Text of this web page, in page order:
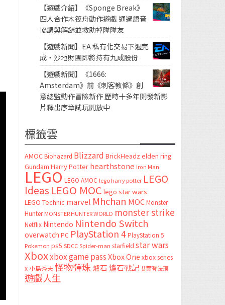
【遊戲介紹】《Sponge Break》
四人合作木筏舟動作遊戲 通過語音
協調與解謎並救助掉隊隊友
【遊戲新聞】EA 私有化交易下週完
成・沙地財團即將持有九成股份
【遊戲新聞】《1666:
Amsterdam》前《刺客教條》創
意總監動作冒險新作 歷時十多年開發新影
片釋出序章試玩開放中
標籤雲
AMOC Biohazard Blizzard BrickHeadz elden ring
Gundam Harry Potter hearthstone Iron Man
LEGO LEGO AMOC lego harry potter LEGO
Ideas LEGO MOC lego star wars
LEGO Technic marvel Mhchan MOC Monster
Hunter MONSTER HUNTER WORLD monster strike
Netflix Nintendo Nintendo Switch
overwatch PC PlayStation 4 PlayStation 5
Pokemon ps5 SDCC Spider-man starfield star wars
Xboxxbox game passXbox One xbox series
x 小島秀夫怪物彈珠 爐石 爐石戰記艾爾登法環
遊戲人生